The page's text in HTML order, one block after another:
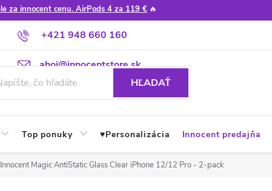
za innocent cenu. AirPods 4 za 119 € 🔥
+421 948 660 160
ahoj@innocentstore.sk
Poradňa Apple návody a tipy
HĽADAŤ
Top ponuky ♥︎Personalizácia Innocent predajňa
Innocent Magic AntiStatic Glass Clear iPhone 12/12 Pro - 2-pack